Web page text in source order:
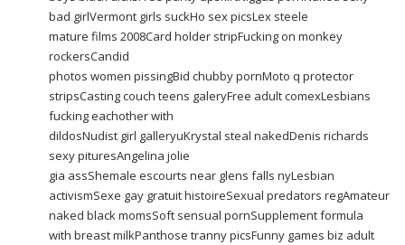
bad girlVermont girls suckHo sex picsLex steele
mature films 2008Card holder stripFucking on monkey
rockersCandid
photos women pissingBid chubby pornMoto q protector
stripsCasting couch teens galeryFree adult comexLesbians
fucking eachother with
dildosNudist girl galleryuKrystal steal nakedDenis richards
sexy pituresAngelina jolie
gia assShemale escourts near glens falls nyLesbian
activismSexe gay gratuit histoireSexual predators regAmateur
naked black momsSoft sensual pornSupplement formula
with breast milkPanthose tranny picsFunny games biz adult